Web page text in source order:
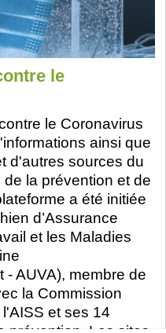
le
le Coronavirus
ainsi que
d'autres sources du
la prévention et de
a été initiée
d’Assurance
et les Maladies
AUVA), membre de
la Commission
et ses 14